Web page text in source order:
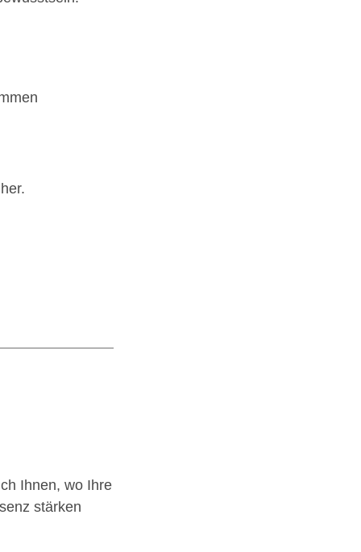
Ihnen, wo Ihre
stärken